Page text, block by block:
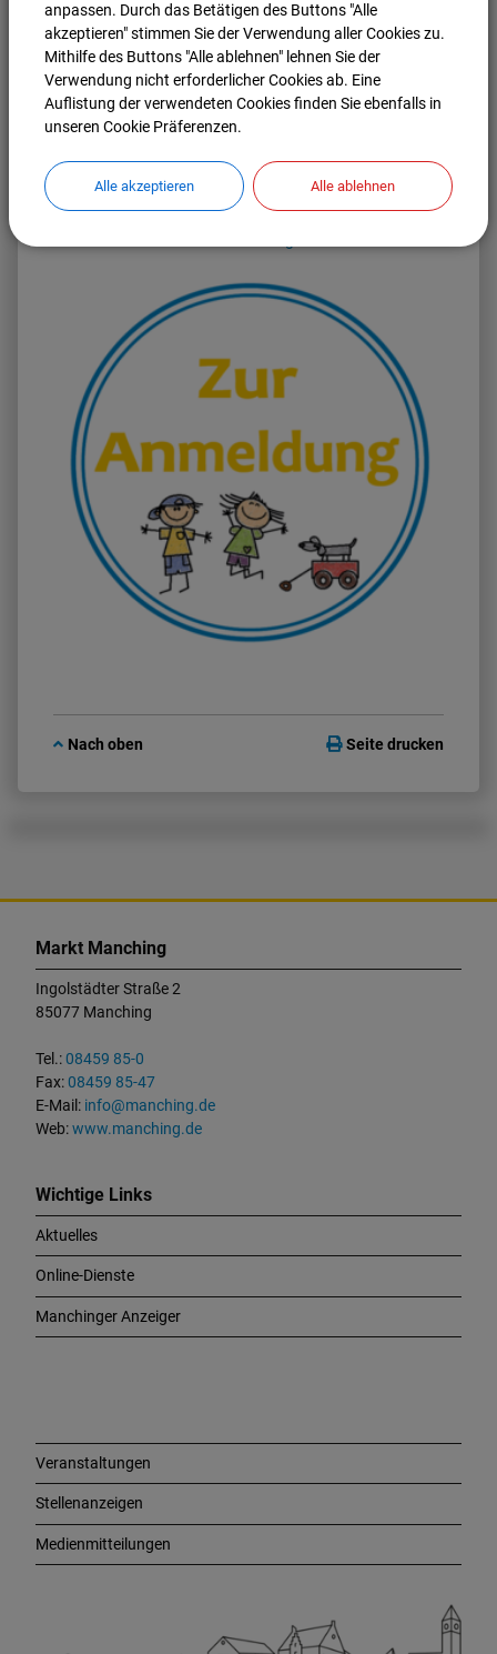
Hier können Sie die gemeindlichen und nicht
gemeindlichen Kindertagesstätten ansehen und buchen.
Nach oben Seite drucken
Markt Manching
Ingolstädter Straße 2
85077 Manching
Tel.:08459 85-0
Fax:08459 85-47
E-Mail: info@manching.de
Web:www.manching.de
Wichtige Links
Aktuelles
Online-Dienste
Manchinger Anzeiger
Veranstaltungen
Stellenanzeigen
Medienmitteilungen
anpassen. Durch das Betätigen des Buttons "Alle
akzeptieren" stimmen Sie der Verwendung aller Cookies zu.
Mithilfe des Buttons "Alle ablehnen" lehnen Sie der
Verwendung nicht erforderlicher Cookies ab. Eine
Auflistung der verwendeten Cookies finden Sie ebenfalls in
unseren Cookie Präferenzen.
Alle akzeptieren Alle ablehnen